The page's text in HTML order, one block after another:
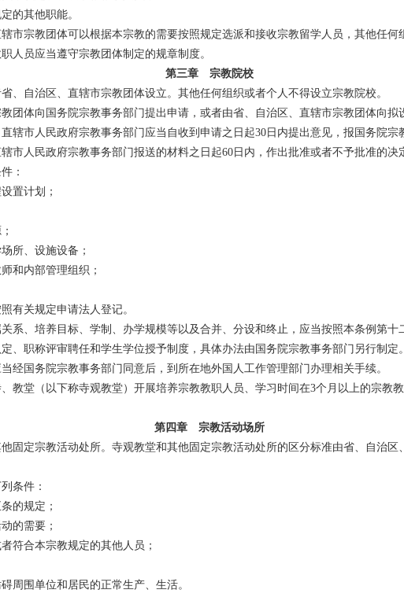
的其他职能。
宗教团体可以根据本宗教的需要按照规定选派和接收宗教留学人员，其他任何
员应当遵守宗教团体制定的规章制度。
第三章 宗教院校
自治区、直辖市宗教团体设立。其他任何组织或者个人不得设立宗教院校。
体向国务院宗教事务部门提出申请，或者由省、自治区、直辖市宗教团体向拟
辖市人民政府宗教事务部门应当自收到申请之日起30日内提出意见，报国务院
市人民政府宗教事务部门报送的材料之日起60日内，作出批准或者不予批准的决
：
置计划；
所、设施设备；
和内部管理组织；
关规定申请法人登记。
、培养目标、学制、办学规模等以及合并、分设和终止，应当按照本条例第十
职称评审聘任和学生学位授予制度，具体办法由国务院宗教事务部门另行制定。
国务院宗教事务部门同意后，到所在地外国人工作管理部门办理相关手续。
堂（以下称寺观教堂）开展培养宗教教职人员、学习时间在3个月以上的宗教
第四章 宗教活动场所
定宗教活动处所。寺观教堂和其他固定宗教活动处所的区分标准由省、自治区
条件：
的规定；
的需要；
符合本宗教规定的其他人员；
周围单位和居民的正常生产、生活。